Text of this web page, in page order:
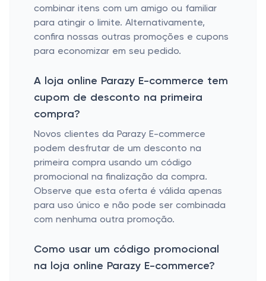
combinar itens com um amigo ou familiar
para atingir o limite. Alternativamente,
confira nossas outras promoções e cupons
para economizar em seu pedido.
A loja online Parazy E-commerce tem
cupom de desconto na primeira
compra?
Novos clientes da Parazy E-commerce
podem desfrutar de um desconto na
primeira compra usando um código
promocional na finalização da compra.
Observe que esta oferta é válida apenas
para uso único e não pode ser combinada
com nenhuma outra promoção.
Como usar um código promocional
na loja online Parazy E-commerce?